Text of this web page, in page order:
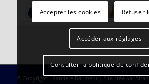
© Copyright - Rantière Bâtiment | Site créé par
Accepter les cookies Refuser
Accéder aux réglages
Consulter la politique de